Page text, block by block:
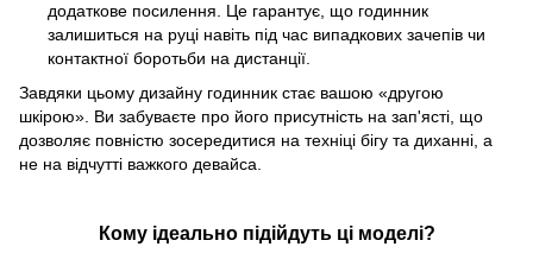
додаткове посилення. Це гарантує, що годинник
залишиться на руці навіть під час випадкових зачепів чи
контактної боротьби на дистанції.
Завдяки цьому дизайну годинник стає вашою «другою
шкірою». Ви забуваєте про його присутність на зап'ясті, що
дозволяє повністю зосередитися на техніці бігу та диханні, а
не на відчутті важкого девайса.
Кому ідеально підійдуть ці моделі?